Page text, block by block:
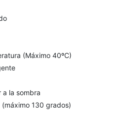
(Máximo 40ºC)
a la sombra
130 grados)